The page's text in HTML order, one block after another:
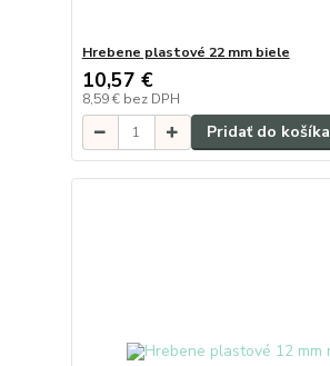
Hrebene plastové 22 mm biele
10,57 €
8,59 € bez DPH
Pridať do košíka